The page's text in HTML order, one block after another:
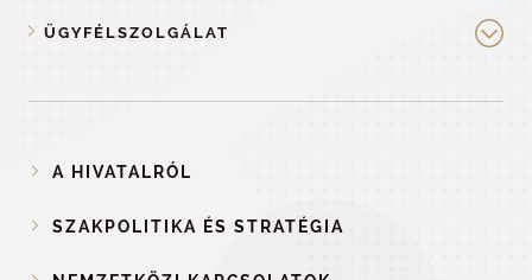
ÜGYFÉLSZOLGÁLAT
A HIVATALRÓL
SZAKPOLITIKA ÉS STRATÉGIA